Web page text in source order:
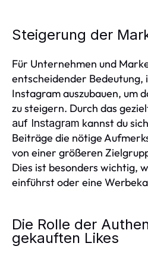
Steigerung der
Für Unternehmen und
entscheidender Bedeutung,
Instagram auszubauen, um
zu steigern. Durch das
auf Instagram kannst du
Beiträge die nötige
von einer größeren
Dies ist besonders wichtig,
einführst oder eine
Die Rolle der
gekauften Likes